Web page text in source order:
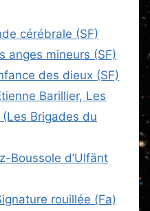
cérébrale (SF)
anges mineurs (SF)
des dieux (SF)
Barillier, Les
Brigades du
Boussole d’Ulfänt
rouillée (Fa)